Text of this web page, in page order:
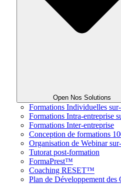
Open Nos Solutions
Formations Individuelles
Formations Intra-entreprise
Formations Inter-entreprise
Conception de formations
Organisation de Webinar
Tutorat post-formation
FormaPrest™
Coaching RESET™
Plan de Développement des